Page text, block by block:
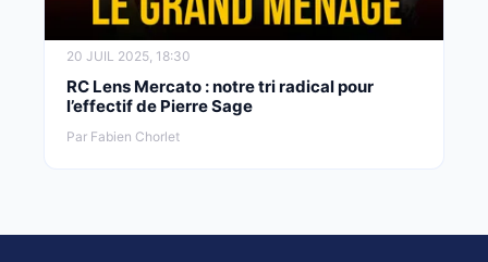
20 JUIL 2025, 18:30
RC Lens Mercato : notre tri radical pour
l’effectif de Pierre Sage
Par Fabien Chorlet